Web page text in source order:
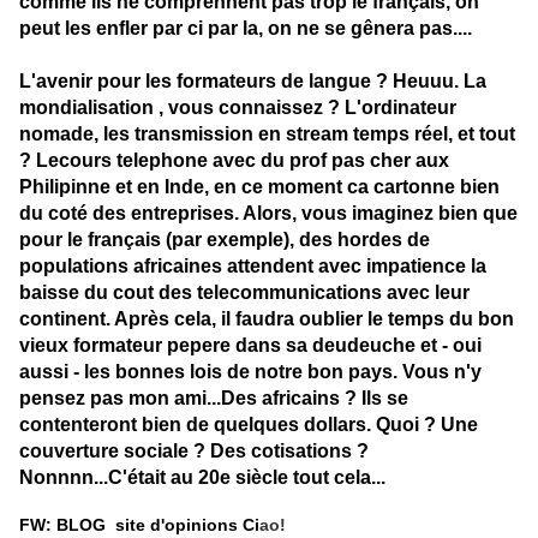
peut les enfler par ci par la, on ne se gênera pas....
L'avenir pour les formateurs de langue ? Heuuu. La
mondialisation , vous connaissez ? L'ordinateur
nomade, les transmission en stream temps réel, et tout
? Lecours telephone avec du prof pas cher aux
Philipinne et en Inde, en ce moment ca cartonne bien
du coté des entreprises. Alors, vous imaginez bien que
pour le français (par exemple), des hordes de
populations africaines attendent avec impatience la
baisse du cout des telecommunications avec leur
continent. Après cela, il faudra oublier le temps du bon
vieux formateur pepere dans sa deudeuche et - oui
aussi - les bonnes lois de notre bon pays. Vous n'y
pensez pas mon ami...Des africains ? Ils se
contenteront bien de quelques dollars. Quoi ? Une
couverture sociale ? Des cotisations ?
Nonnnn...C'était au 20e siècle tout cela...
FW: BLOG site d'opinions Ciao!